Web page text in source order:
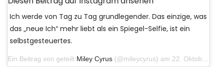
Ich werde von Tag zu Tag grundlegender. Das einzige, was
das „neue Ich“ mehr liebt als ein Spiegel-Selfie, ist ein
selbstgesteuertes.
Ein Beitrag von geteilt Miley Cyrus (@mileycyrus) am 22. Oktober 2019 um 11:39 Uhr PDT